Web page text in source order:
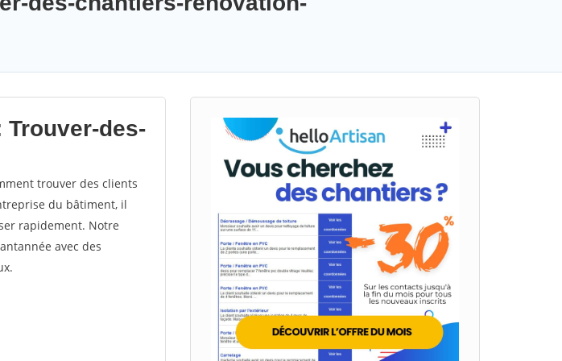
des-
trouver des clients
du bâtiment, il
rapidement. Notre
avec des